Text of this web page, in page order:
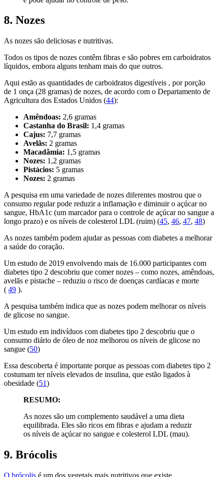
8. Nozes
As nozes são deliciosas e nutritivas.
Todos os tipos de nozes contêm fibras e são pobres em carboidratos
líquidos, embora alguns tenham mais do que outros.
Aqui estão as quantidades de carboidratos digestíveis , por porção
de 1 onça (28 gramas) de nozes, de acordo com o Departamento de
Agricultura dos Estados Unidos (44):
Amêndoas: 2,6 gramas
Castanha do Brasil: 1,4 gramas
Cajus: 7,7 gramas
Avelãs: 2 gramas
Macadâmia: 1,5 gramas
Nozes: 1,2 gramas
Pistácios: 5 gramas
Nozes: 2 gramas
A pesquisa em uma variedade de nozes diferentes mostrou que o
consumo regular pode reduzir a inflamação e diminuir o açúcar no
sangue, HbA1c (um marcador para o controle de açúcar no sangue a
longo prazo) e os níveis de colesterol LDL (ruim) (45, 46, 47, 48)
As nozes também podem ajudar as pessoas com diabetes a melhorar
a saúde do coração.
Um estudo de 2019 envolvendo mais de 16.000 participantes com
diabetes tipo 2 descobriu que comer nozes – como nozes, amêndoas,
avelãs e pistache – reduziu o risco de doenças cardíacas e morte
( 49 ).
A pesquisa também indica que as nozes podem melhorar os níveis
de glicose no sangue.
Um estudo em indivíduos com diabetes tipo 2 descobriu que o
consumo diário de óleo de noz melhorou os níveis de glicose no
sangue (50)
Essa descoberta é importante porque as pessoas com diabetes tipo 2
costumam ter níveis elevados de insulina, que estão ligados à
obesidade (51)
RESUMO:
As nozes são um complemento saudável a uma dieta
equilibrada. Eles são ricos em fibras e ajudam a reduzir
os níveis de açúcar no sangue e colesterol LDL (mau).
9. Brócolis